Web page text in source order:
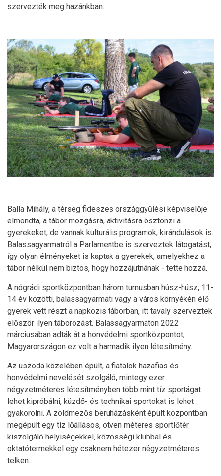
szervezték meg hazánkban.
Balla Mihály, a térség fideszes országgyűlési képviselője
elmondta, a tábor mozgásra, aktivitásra ösztönzi a
gyerekeket, de vannak kulturális programok, kirándulások is.
Balassagyarmatról a Parlamentbe is szerveztek látogatást,
így olyan élményeket is kaptak a gyerekek, amelyekhez a
tábor nélkül nem biztos, hogy hozzájutnának - tette hozzá.
A nógrádi sportközpontban három turnusban húsz-húsz, 11-
14 év közötti, balassagyarmati vagy a város környékén élő
gyerek vett részt a napközis táborban, itt tavaly szerveztek
először ilyen táborozást. Balassagyarmaton 2022
márciusában adták át a honvédelmi sportközpontot,
Magyarországon ez volt a harmadik ilyen létesítmény.
Az uszoda közelében épült, a fiatalok hazafias és
honvédelmi nevelését szolgáló, mintegy ezer
négyzetméteres létesítményben több mint tíz sportágat
lehet kipróbálni, küzdő- és technikai sportokat is lehet
gyakorolni. A zöldmezős beruházásként épült központban
megépült egy tíz lőállásos, ötven méteres sportlőtér
kiszolgáló helyiségekkel, közösségi klubbal és
oktatótermekkel egy csaknem hétezer négyzetméteres
telken.